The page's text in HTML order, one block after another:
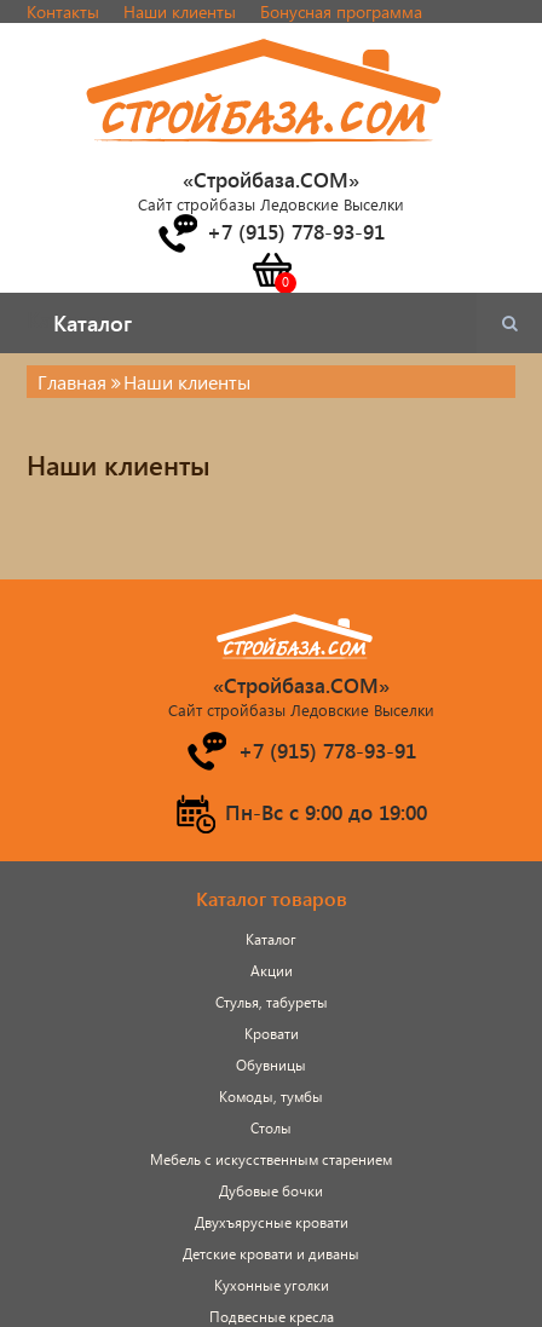
Контакты Наши клиенты Бонусная программа
«Стройбаза.COM»
Сайт стройбазы Ледовские Выселки
+7 (915) 778-93-91
Каталог
Каталог
Стулья, табуреты
Обувницы
Мебель с искусственным старением
Дубовые бочки
Детские кровати и диваны
Главная Наши клиенты
Наши клиенты
«Стройбаза.COM»
Сайт стройбазы Ледовские Выселки
+7 (915) 778-93-91
Пн-Вс c 9:00 до 19:00
Каталог товаров
Каталог
Акции
Стулья, табуреты
Кровати
Обувницы
Комоды, тумбы
Столы
Мебель с искусственным старением
Дубовые бочки
Двухъярусные кровати
Детские кровати и диваны
Кухонные уголки
Подвесные кресла